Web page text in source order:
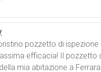
pozzetto di ispezione
efficacia! Il pozzetto
mia abitazione a